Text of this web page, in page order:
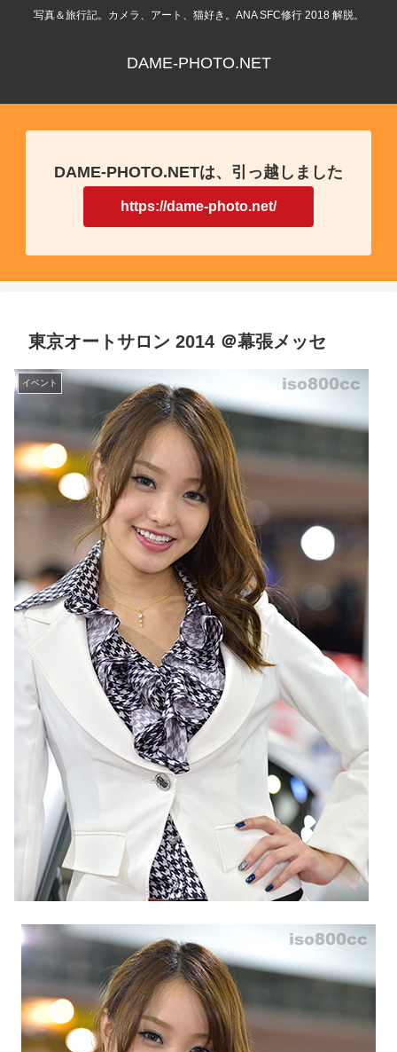
写真＆旅行記。カメラ、アート、猫好き。ANA SFC修行 2018 解脱。
DAME-PHOTO.NET
DAME-PHOTO.NETは、引っ越しました
https://dame-photo.net/
東京オートサロン 2014 ＠幕張メッセ
イベント